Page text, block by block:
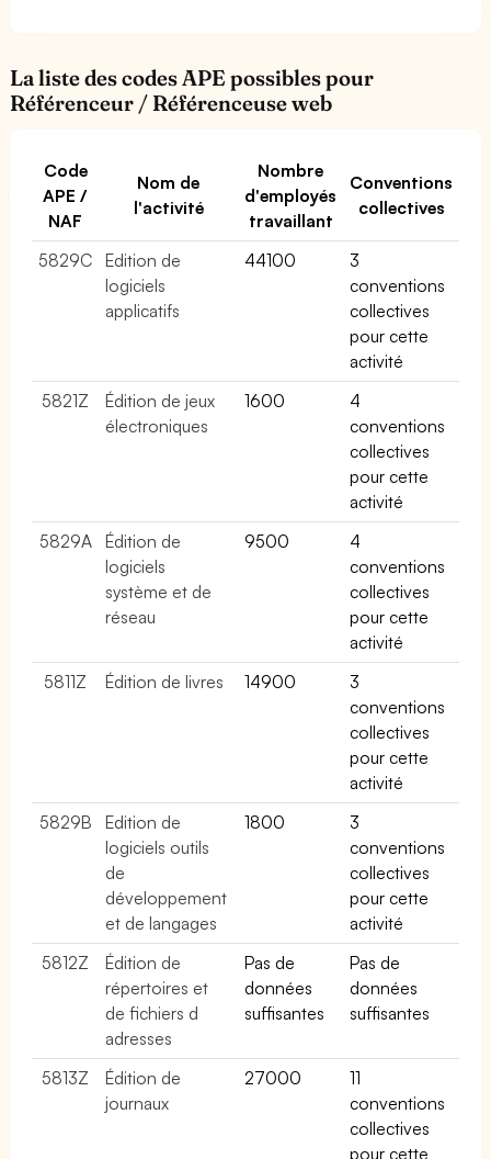
La liste des codes APE possibles pour
Référenceur / Référenceuse web
Code
APE /
NAF
Nom de
l'activité
Nombre
d'employés
travaillant
Conventions
collectives
5829C Edition de
logiciels
applicatifs
44100
3
conventions
collectives
pour cette
activité
5821Z
Édition de jeux
électroniques
1600
4
conventions
collectives
pour cette
activité
5829A
Édition de
logiciels
système et de
réseau
9500
4
conventions
collectives
pour cette
activité
5811Z
Édition de livres 14900
3
conventions
collectives
pour cette
activité
5829B
Edition de
logiciels outils
de
développement
et de langages
1800
3
conventions
collectives
pour cette
activité
5812Z
Édition de
répertoires et
de fichiers d
adresses
Pas de
données
suffisantes
Pas de
données
suffisantes
5813Z
Édition de
journaux
27000
11
conventions
collectives
pour cette